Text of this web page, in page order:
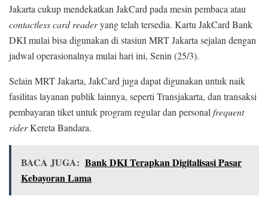
Jakarta cukup mendekatkan JakCard pada mesin pembaca atau
contactless card readeryang telah tersedia. Kartu JakCard Bank
DKI mulai bisa digunakan di stasiun MRT Jakarta sejalan dengan
jadwal operasionalnya mulai hari ini, Senin (25/3).
Selain MRT Jakarta, JakCard juga dapat digunakan untuk naik
fasilitas layanan publik lainnya, seperti Transjakarta, dan transaksi
pembayaran tiket untuk program regular dan personal frequent
riderKereta Bandara.
BACA JUGA: Bank DKI Terapkan Digitalisasi Pasar
Kebayoran Lama